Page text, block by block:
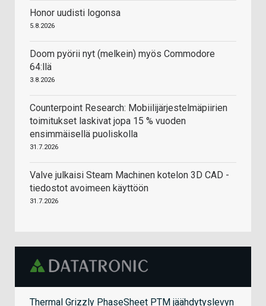
Honor uudisti logonsa
5.8.2026
Doom pyörii nyt (melkein) myös Commodore
64:llä
3.8.2026
Counterpoint Research: Mobiilijärjestelmäpiirien
toimitukset laskivat jopa 15 % vuoden
ensimmäisellä puoliskolla
31.7.2026
Valve julkaisi Steam Machinen kotelon 3D CAD -
tiedostot avoimeen käyttöön
31.7.2026
Thermal Grizzly PhaseSheet PTM jäähdytyslevyn